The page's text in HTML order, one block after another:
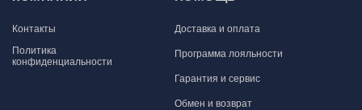
Контакты
Политика
конфиденциальности
Доставка и оплата
Программа лояльности
Гарантия и сервис
Обмен и возврат